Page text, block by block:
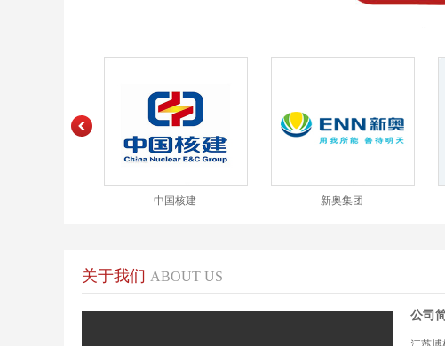
免维护耐高温耐高压防
新奥集团 沙钢集团
关于我们 ABOUT US
公司